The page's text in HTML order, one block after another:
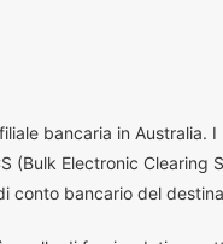
bancaria in Australia. I
(Bulk Electronic Clearing
conto bancario del